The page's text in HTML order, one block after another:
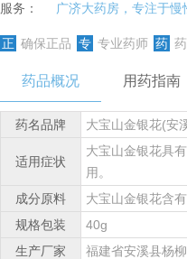
服务： 广济大药房，专注于慢
正 确保正品 专 专业药师 药
药品概况 用药指南
药名品牌 大宝山金银花(安
适用症状
大宝山金银花具
用。
成分原料
大宝山金银花含有
规格包装
40g
生产厂家
福建省安溪县杨